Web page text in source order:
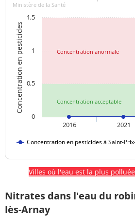
Concentration acceptable
Concentration anormale
Concentration en pesticides
Ministère de la Santé
Concentration en pesticides à Saint-
2016 2021
0
0,5
1
1,5
Villes où l'eau est la plus
Nitrates dans l'eau du
lès-Arnay